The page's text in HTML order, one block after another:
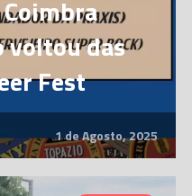
voltou das
Fest
1 de Agosto, 2025